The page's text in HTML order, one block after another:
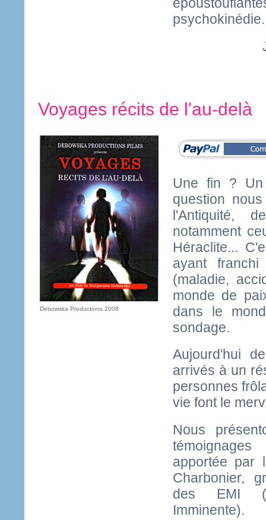
psychokinédie.
Voyages récits de l'au-delà
Debowska Productions 2008
Une fin ? Un
question
l'Antiquité,
notamment
Héraclite...
ayant
(maladie,
monde de
dans le
sondage.
Aujourd'hui
arrivés à un
personnes
vie font le
Nous
apportée par
Charbonier,
des EMI
Imminente).